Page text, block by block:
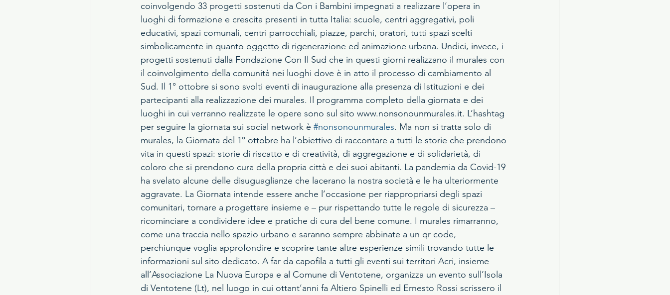
coinvolgendo 33 progetti sostenuti da Con i Bambini impegnati a realizzare l’opera in
luoghi di formazione e crescita presenti in tutta Italia: scuole, centri aggregativi, poli
educativi, spazi comunali, centri parrocchiali, piazze, parchi, oratori, tutti spazi scelti
simbolicamente in quanto oggetto di rigenerazione ed animazione urbana. Undici, invece, i
progetti sostenuti dalla Fondazione Con Il Sud che in questi giorni realizzano il murales con
il coinvolgimento della comunità nei luoghi dove è in atto il processo di cambiamento al
Sud. Il 1° ottobre si sono svolti eventi di inaugurazione alla presenza di Istituzioni e dei
partecipanti alla realizzazione dei murales. Il programma completo della giornata e dei
luoghi in cui verranno realizzate le opere sono sul sito www.nonsonounmurales.it. L’hashtag
per seguire la giornata sui social network è #nonsonounmurales. Ma non si tratta solo di
murales, la Giornata del 1° ottobre ha l’obiettivo di raccontare a tutti le storie che prendono
vita in questi spazi: storie di riscatto e di creatività, di aggregazione e di solidarietà, di
coloro che si prendono cura della propria città e dei suoi abitanti. La pandemia da Covid-19
ha svelato alcune delle disuguaglianze che lacerano la nostra società e le ha ulteriormente
aggravate. La Giornata intende essere anche l’occasione per riappropriarsi degli spazi
comunitari, tornare a progettare insieme e – pur rispettando tutte le regole di sicurezza –
ricominciare a condividere idee e pratiche di cura del bene comune. I murales rimarranno,
come una traccia nello spazio urbano e saranno sempre abbinate a un qr code,
perchiunque voglia approfondire e scoprire tante altre esperienze simili trovando tutte le
informazioni sul sito dedicato. A far da capofila a tutti gli eventi sui territori Acri, insieme
all’Associazione La Nuova Europa e al Comune di Ventotene, organizza un evento sull’Isola
di Ventotene (Lt), nel luogo in cui ottant’anni fa Altiero Spinelli ed Ernesto Rossi scrissero il